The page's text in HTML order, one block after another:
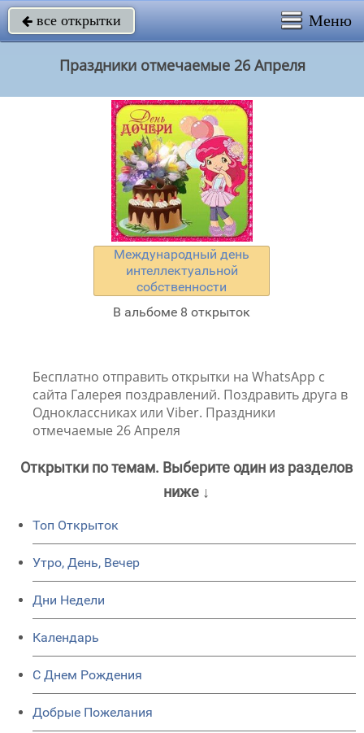
 все открытки Меню
Праздники отмечаемые 26 Апреля
Международный день
интеллектуальной
собственности
В альбоме 8 открыток
Бесплатно отправить открытки на WhatsApp с
сайта Галерея поздравлений. Поздравить друга в
Одноклассниках или Viber. Праздники
отмечаемые 26 Апреля
Открытки по темам. Выберите один из разделов
ниже ↓
Топ Открыток
Утро, День, Вечер
Дни Недели
Календарь
C Днем Рождения
Добрые Пожелания